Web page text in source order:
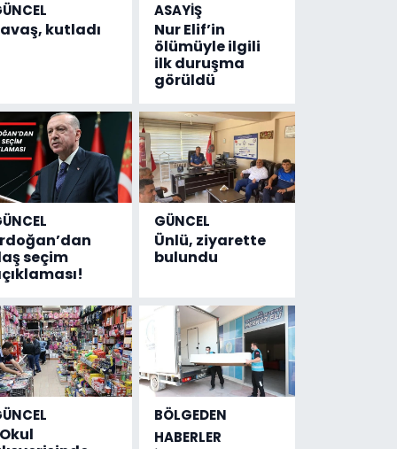
kutladı
ASAYİŞ
Nur Elif’in
ölümüyle ilgili
ilk duruşma
görüldü
seçim
GÜNCEL
Ünlü, ziyarette
bulundu
BÖLGEDEN
HABERLER